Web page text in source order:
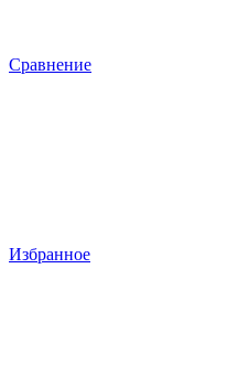
Сравнение
Избранное